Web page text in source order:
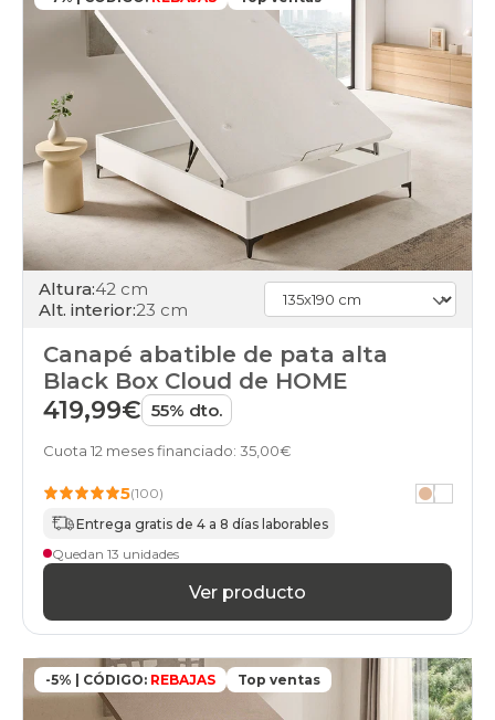
Altura:42 cm
Alt. interior:23 cm
Canapé abatible de pata alta
Black Box Cloud de HOME
419,99€ 55% dto.
Cuota 12 meses financiado: 35,00€
5(100)
Entrega gratis de 4 a 8 días laborables
Quedan 13 unidades
Ver producto
-5% | CÓDIGO: REBAJAS Top ventas